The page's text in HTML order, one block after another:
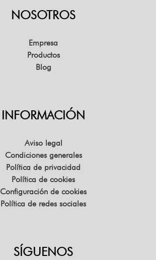
NOSOTROS
Empresa
Productos
Blog
INFORMACIÓN
Aviso legal
Condiciones generales
Política de privacidad
Política de cookies
Configuración de cookies
Política de redes sociales
SÍGUENOS